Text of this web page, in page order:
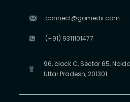
connect@gomedii.com
(+91) 9311101477
96, block C, Sector 65,
Uttar Pradesh, 201301